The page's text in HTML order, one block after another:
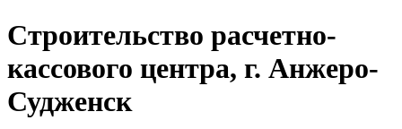
Строительство расчетно-
кассового центра, г. Анжеро-
Судженск